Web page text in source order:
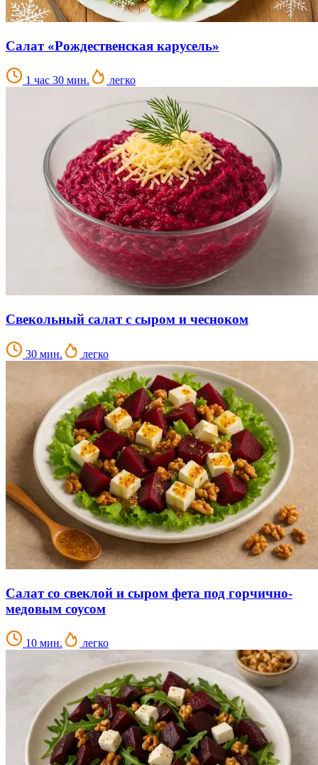
Салат «Рождественская карусель»
1 час 30 мин. легко
Свекольный салат с сыром и чесноком
30 мин. легко
Салат со свеклой и сыром фета под горчично-
медовым соусом
10 мин. легко